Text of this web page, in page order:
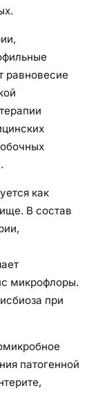
равновесие
как
В состав
микрофлоры.
при
патогенной